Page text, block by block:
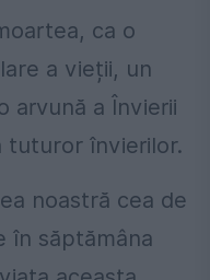
ca o
a vieții, un
arvună a Învierii
tuturor învierilor.
noastră cea de
în săptămâna